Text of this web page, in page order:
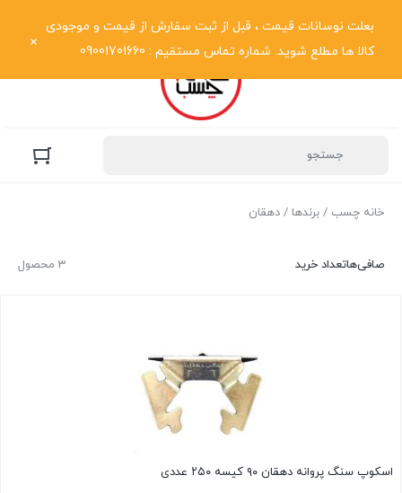
بعلت نوسانات قیمت ، قبل از ثبت سفارش از قیمت و موجودی
کالا ها مطلع شوید. شماره تماس مستقیم : 09001701660
خانه چسب / برندها / دهقان
3 محصول صافی‌هاتعداد خرید
اسکوپ سنگ پروانه دهقان ۹۰ کیسه ۲۵۰ عددی